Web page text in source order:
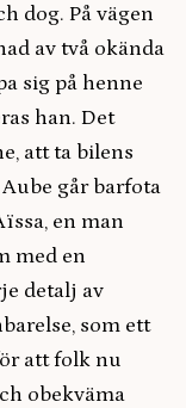
dog. På vägen
av två okända
sig på henne
han. Det
att ta bilens
går barfota
en man
med en
detalj av
som ett
att folk nu
obekväma